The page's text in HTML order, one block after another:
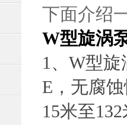
下面介绍
W型旋涡
1、W型
E，无腐
15米至